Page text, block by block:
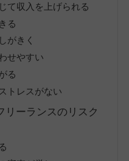
て収入を上げられる
る
がきく
せやすい
る
トレスがない
リーランスのリスク